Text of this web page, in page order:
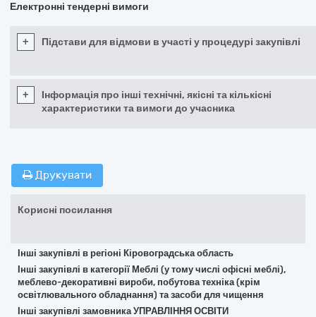
Електронні тендерні вимоги
+ Підстави для відмови в участі у процедурі закупівлі
+
Інформація про інші технічні, якісні та кількісні
характеристики та вимоги до учасника
Друкувати
Корисні посилання
Інші закупівлі в регіоні Кіровоградська область
Інші закупівлі в категорії Меблі (у тому числі офісні меблі),
меблево-декоративні вироби, побутова техніка (крім
освітлювального обладнання) та засоби для чищення
Інші закупівлі замовника УПРАВЛІННЯ ОСВІТИ